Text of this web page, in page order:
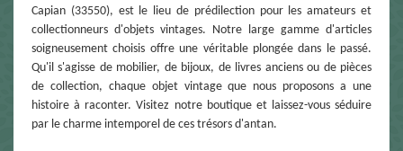
Capian (33550), est le lieu de prédilection pour les amateurs et
collectionneurs d'objets vintages. Notre large gamme d'articles
soigneusement choisis offre une véritable plongée dans le passé.
Qu'il s'agisse de mobilier, de bijoux, de livres anciens ou de pièces
de collection, chaque objet vintage que nous proposons a une
histoire à raconter. Visitez notre boutique et laissez-vous séduire
par le charme intemporel de ces trésors d'antan.